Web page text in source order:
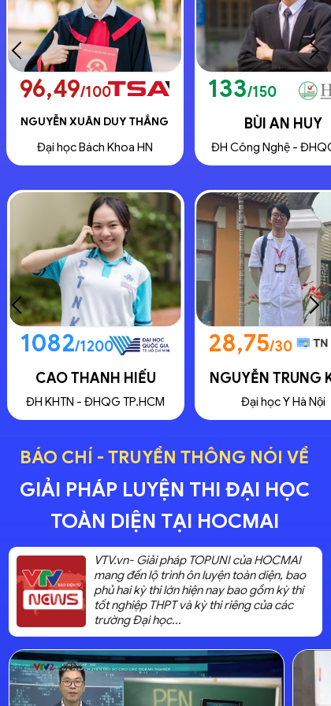
/100
thi TSA
Lê Hoàng Việt
Đại học Ngoại Thương
29,5/30
Điểm thi TN
THPT
BÙI AN HUY
ĐH Công Nghệ - ĐHQG HN
133/150
NGUYỄN HỢP
Đại học Bách Khoa
95,65/100
NGUYỄN TRUNG KIÊN
Đại học Y Hà Nội
28,75/30
TRẦN ĐĂNG
ĐH KHTN - ĐHQG
1071/1200
BÁO CHÍ - TRUYỀN THÔNG NÓI VỀ
GIẢI PHÁP LUYỆN THI ĐẠI HỌC
TOÀN DIỆN TẠI HOCMAI
VTV.vn- Giải pháp TOPUNI của HOCMAI
mang đến lộ trình ôn luyện toàn diện, bao
phủ hai kỳ thi lớn hiện nay bao gồm kỳ thi
tốt nghiệp THPT và kỳ thi riêng của các
trường Đại học...